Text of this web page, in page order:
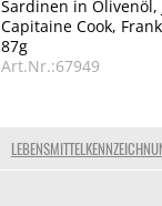
Sardinen in Olivenöl,
Capitaine Cook,
87g
Art.Nr.:67949